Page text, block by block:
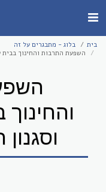
בית
בלוג - מתבגרים על זה
השפעת התרבות והחינוך בבית
והחינוך